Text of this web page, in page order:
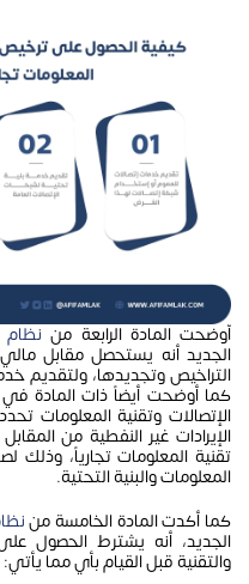
أوضحت المادة الرابعة من نظام
الجديد أنه يستحصل مقابل مالي
التراخيص وتجديدها، ولتقديم
كما أوضحت أيضاً ذات المادة في
الإتصالات وتقنية المعلومات
الإيرادات غير النفطية من
تقنية المعلومات تجارياً، وذلك
المعلومات والبنية التحتية.
كما أكدت المادة الخامسة من
الجديد، أنه يشترط الحصول
والتقنية قبل القيام بأي مما